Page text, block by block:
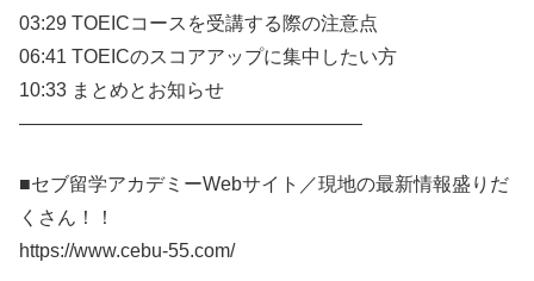
03:29 TOEICコースを受講する際の注意点
06:41 TOEICのスコアアップに集中したい方
10:33 まとめとお知らせ
——————————————————
■セブ留学アカデミーWebサイト／現地の最新情報盛りだ
くさん！！
https://www.cebu-55.com/